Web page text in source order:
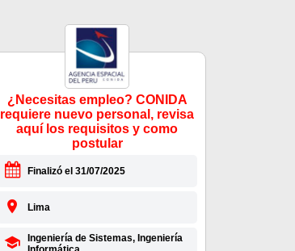
¿Necesitas empleo? CONIDA
requiere nuevo personal, revisa
aquí los requisitos y como
postular
Finalizó el 31/07/2025
Lima
Ingeniería de Sistemas, Ingeniería